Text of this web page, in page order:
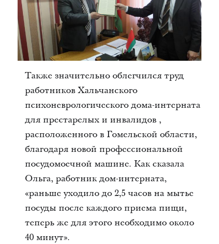
Также значительно облегчился труд
работников Хальчанского
психоневрологического дома-интерната
для престарелых и инвалидов ,
расположенного в Гомельской области,
благодаря новой профессиональной
посудомоечной машине. Как сказала
Ольга, работник дом-интерната,
«раньше уходило до 2,5 часов на мытье
посуды после каждого приема пищи,
теперь же для этого необходимо около
40 минут».